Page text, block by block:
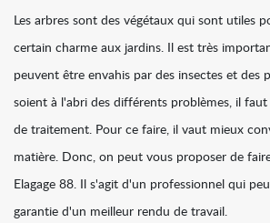
Les arbres sont des végétaux qui sont utiles
certain charme aux jardins. Il est très
peuvent être envahis par des insectes et des
soient à l'abri des différents problèmes, il faut
de traitement. Pour ce faire, il vaut mieux
matière. Donc, on peut vous proposer de
Elagage 88. Il s'agit d'un professionnel qui
garantie d'un meilleur rendu de travail.